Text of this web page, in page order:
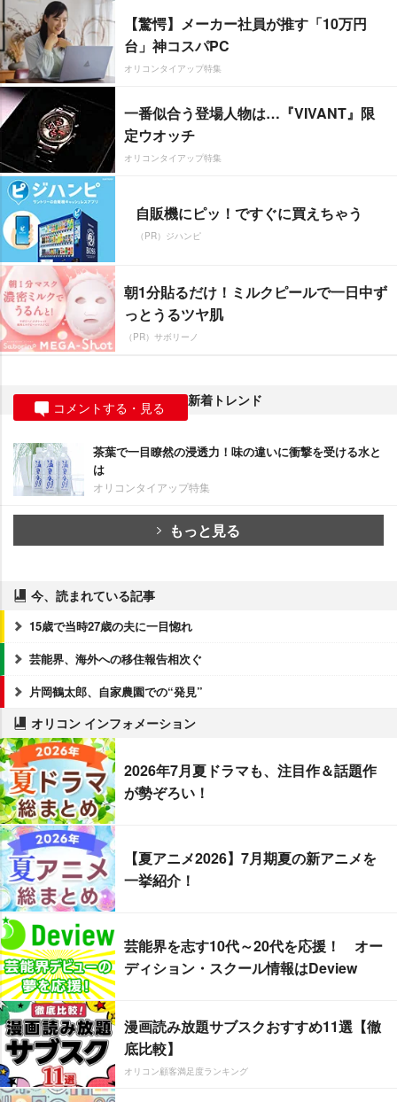
【驚愕】メーカー社員が推す「10万円
台」神コスパPC
オリコンタイアップ特集
一番似合う登場人物は…『VIVANT』限
定ウオッチ
オリコンタイアップ特集
自販機にピッ！ですぐに買えちゃう
（PR）ジハンピ
朝1分貼るだけ！ミルクピールで一日中ず
っとうるツヤ肌
（PR）サボリーノ
コメントする・見る 新着トレンド
茶葉で一目瞭然の浸透力！味の違いに衝撃を受ける水と
は
オリコンタイアップ特集
もっと見る
今、読まれている記事
15歳で当時27歳の夫に一目惚れ
芸能界、海外への移住報告相次ぐ
片岡鶴太郎、自家農園での“発見”
オリコン インフォメーション
2026年7月夏ドラマも、注目作＆話題作
が勢ぞろい！
【夏アニメ2026】7月期夏の新アニメを
一挙紹介！
芸能界を志す10代～20代を応援！ オー
ディション・スクール情報はDeview
漫画読み放題サブスクおすすめ11選【徹
底比較】
オリコン顧客満足度ランキング